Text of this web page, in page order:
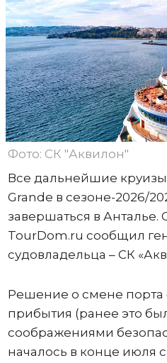
Фото: СК "Аквилон"
Все дальнейшие
Grande в сезоне-2026/
завершаться в
TourDom.ru сообщил
судовладельца – СК
Решение о смене порта
прибытия (ранее это
соображениями
началось в конце июля